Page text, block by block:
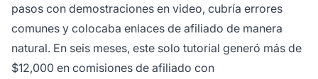
pasos con demostraciones en video, cubría errores
comunes y colocaba enlaces de afiliado de manera
natural. En seis meses, este solo tutorial generó más de
$12,000 en comisiones de afiliado con